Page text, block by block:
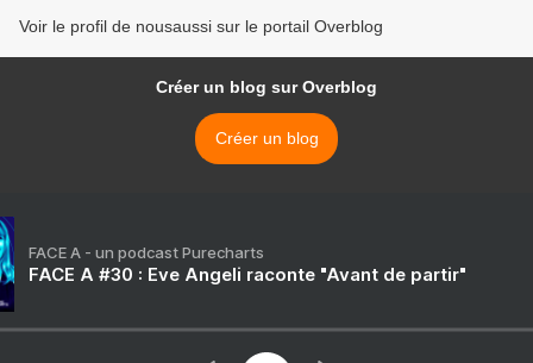
Voir le profil de nousaussi sur le portail Overblog
Créer un blog sur Overblog
Créer un blog
FACE A - un podcast Purecharts
FACE A #30 : Eve Angeli raconte "Avant de partir"